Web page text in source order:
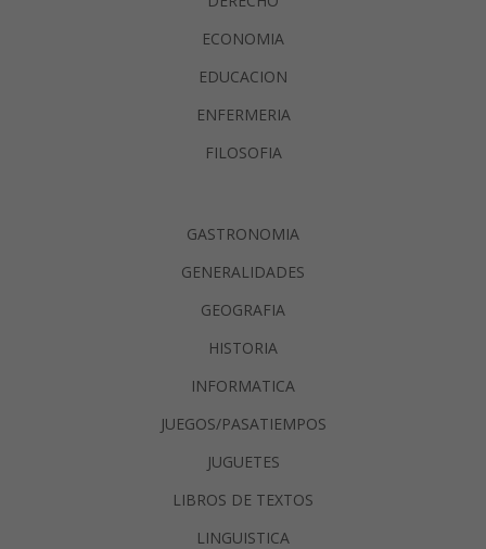
ECONOMIA
EDUCACION
ENFERMERIA
FILOSOFIA
GASTRONOMIA
GENERALIDADES
GEOGRAFIA
HISTORIA
INFORMATICA
JUEGOS/PASATIEMPOS
JUGUETES
LIBROS DE TEXTOS
LINGUISTICA